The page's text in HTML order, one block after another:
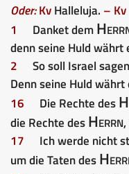
Oder:KvHalleluja. – Kv
1
Danket dem
denn seine Huld währt
2
So soll Israel
Denn seine Huld währt
16
Die Rechte des
die Rechte desHerrn
17
Ich werde nicht
um die Taten des